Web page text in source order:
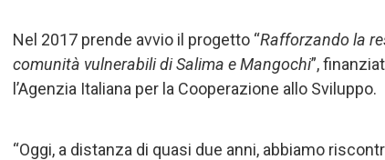
Nel 2017 prende avvio il progetto “Rafforzando la
comunità vulnerabili di Salima e Mangochi”,
l’Agenzia Italiana per la Cooperazione allo Sviluppo.
“Oggi, a distanza di quasi due anni, abbiamo